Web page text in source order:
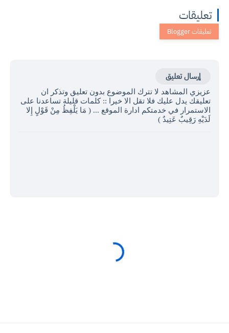
تعليقات
إرسال تعليق
عزيزي المشاهد لا تترك الموضوع بدون تعليق وتذكر ان
تعليقك يدل عليك فلا تقل الا خيرا :: كلمات قليلة تساعدنا على
الاستمرار في خدمتكم ادارة الموقع ... ( مَا يَلْفِظُ مِنْ قَوْلٍ إِلا
لَدَيْهِ رَقِيبٌ عَتِيدٌ )